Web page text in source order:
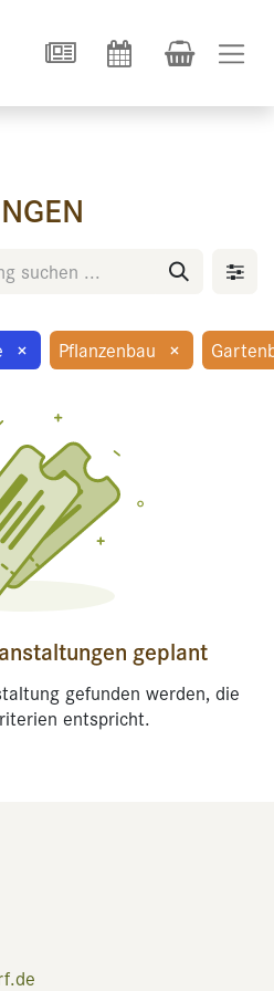
× Pflanzenbau ×
geplant
gefunden werden, die
entspricht.